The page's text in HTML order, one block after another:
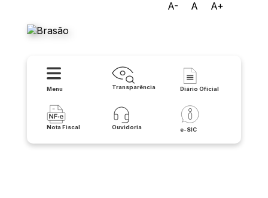
A- A A+
Menu Transparência Diário Oficial
Nota Fiscal Ouvidoria e-SIC